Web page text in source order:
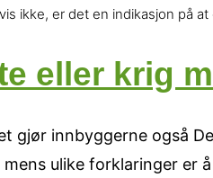
ikke, er det en indikasjon på
eller krig
gjør innbyggerne også
ulike forklaringer er